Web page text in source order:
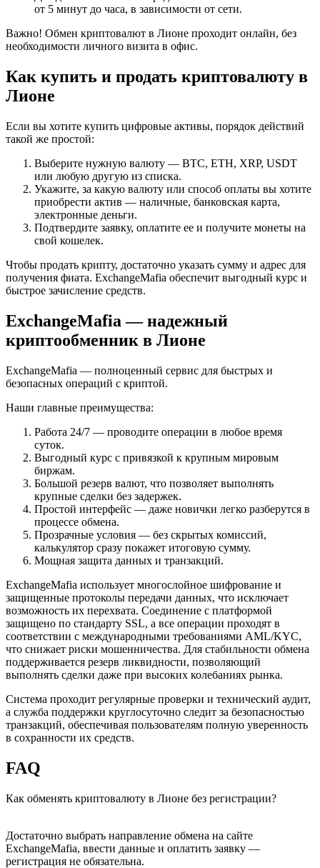
от 5 минут до часа, в зависимости от сети.
Важно! Обмен криптовалют в Лионе проходит онлайн, без
необходимости личного визита в офис.
Как купить и продать криптовалюту в
Лионе
Если вы хотите купить цифровые активы, порядок действий
такой же простой:
Выберите нужную валюту — BTC, ETH, XRP, USDT
или любую другую из списка.
Укажите, за какую валюту или способ оплаты вы хотите
приобрести актив — наличные, банковская карта,
электронные деньги.
Подтвердите заявку, оплатите ее и получите монеты на
свой кошелек.
Чтобы продать крипту, достаточно указать сумму и адрес для
получения фиата. ExchangeMafia обеспечит выгодный курс и
быстрое зачисление средств.
ExchangeMafia — надежный
криптообменник в Лионе
ExchangeMafia — полноценный сервис для быстрых и
безопасных операций с криптой.
Наши главные преимущества:
Работа 24/7 — проводите операции в любое время
суток.
Выгодный курс с привязкой к крупным мировым
биржам.
Большой резерв валют, что позволяет выполнять
крупные сделки без задержек.
Простой интерфейс — даже новички легко разберутся в
процессе обмена.
Прозрачные условия — без скрытых комиссий,
калькулятор сразу покажет итоговую сумму.
Мощная защита данных и транзакций.
ExchangeMafia использует многослойное шифрование и
защищенные протоколы передачи данных, что исключает
возможность их перехвата. Соединение с платформой
защищено по стандарту SSL, а все операции проходят в
соответствии с международными требованиями AML/KYC,
что снижает риски мошенничества. Для стабильности обмена
поддерживается резерв ликвидности, позволяющий
выполнять сделки даже при высоких колебаниях рынка.
Система проходит регулярные проверки и технический аудит,
а служба поддержки круглосуточно следит за безопасностью
транзакций, обеспечивая пользователям полную уверенность
в сохранности их средств.
FAQ
Как обменять криптовалюту в Лионе без регистрации?
Достаточно выбрать направление обмена на сайте
ExchangeMafia, ввести данные и оплатить заявку —
регистрация не обязательна.